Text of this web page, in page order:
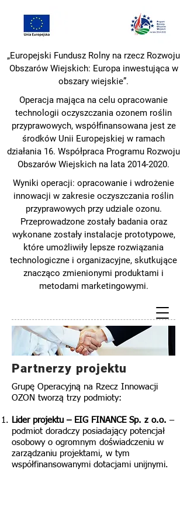
„Europejski Fundusz Rolny na rzecz Rozwoju
Obszarów Wiejskich: Europa inwestująca w
obszary wiejskie”.
Operacja mająca na celu opracowanie
technologii oczyszczania ozonem roślin
przyprawowych, współfinansowana jest ze
środków Unii Europejskiej w ramach
działania 16. Współpraca Programu Rozwoju
Obszarów Wiejskich na lata 2014-2020.
Wyniki operacji: opracowanie i wdrożenie
innowacji w zakresie oczyszczania roślin
przyprawowych przy udziale ozonu.
Przeprowadzone zostały badania oraz
wykonane zostały instalacje prototypowe,
które umożliwiły lepsze rozwiązania
technologiczne i organizacyjne, skutkujące
znacząco zmienionymi produktami i
metodami marketingowymi.
Partnerzy projektu
Grupę Operacyjną na Rzecz Innowacji
OZON tworzą trzy podmioty:
Lider projektu – EIG FINANCE Sp. z o.o. –
podmiot doradczy posiadający potencjał
osobowy o ogromnym doświadczeniu w
zarządzaniu projektami, w tym
współfinansowanymi dotacjami unijnymi.